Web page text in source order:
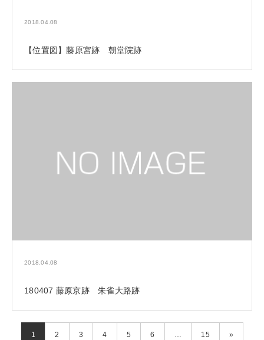
2018.04.08
【位置図】藤原宮跡 朝堂院跡
2018.04.08
180407 藤原京跡 朱雀大路跡
1 2 3 4 5 6 … 15 »